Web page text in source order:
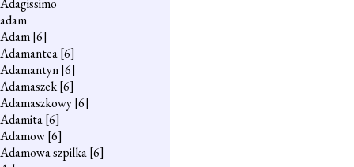
Adagissimo
adam
Adam[6]
Adamantea[6]
Adamantyn[6]
Adamaszek[6]
Adamaszkowy[6]
Adamita[6]
Adamow[6]
Adamowa szpilka[6]